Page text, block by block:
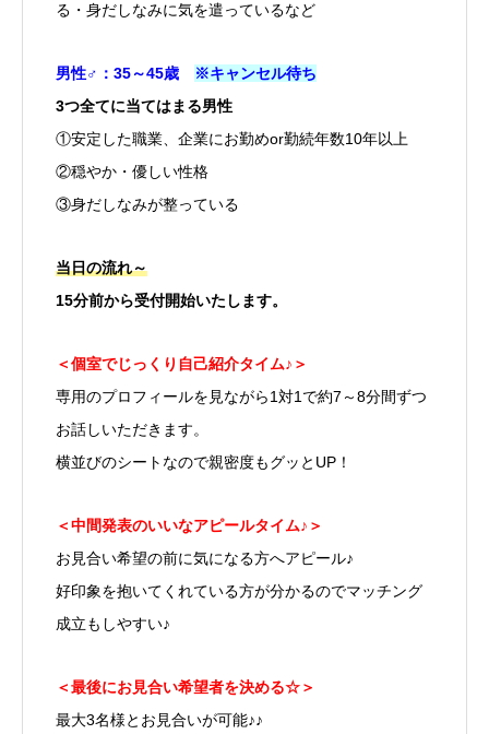
る・身だしなみに気を遣っているなど
男性♂：35～45歳
※キャンセル待ち
3つ全てに当てはまる男性
①安定した職業、企業にお勤めor勤続年数10年以上
②穏やか・優しい性格
③身だしなみが整っている
当日の流れ～
15分前から受付開始いたします。
＜個室でじっくり自己紹介タイム♪＞
専用のプロフィールを見ながら1対1で約7～8分間ずつ
お話しいただきます。
横並びのシートなので親密度もグッとUP！
＜中間発表のいいなアピールタイム♪＞
お見合い希望の前に気になる方へアピール♪
好印象を抱いてくれている方が分かるのでマッチング
成立もしやすい♪
＜最後にお見合い希望者を決める☆＞
最大3名様とお見合いが可能♪♪